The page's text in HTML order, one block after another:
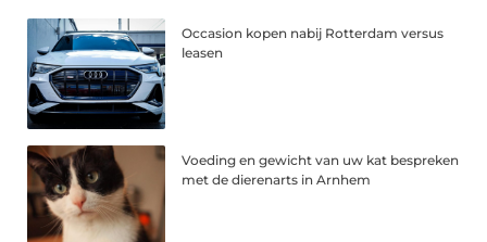
Occasion kopen nabij Rotterdam versus
leasen
Voeding en gewicht van uw kat bespreken
met de dierenarts in Arnhem